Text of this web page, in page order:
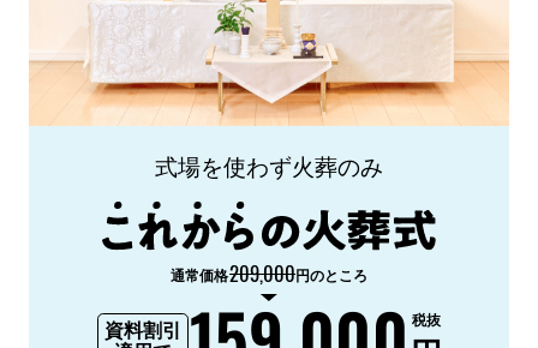
式場を使わず火葬のみ
通常価格209,000円のところ
資料割引
税抜